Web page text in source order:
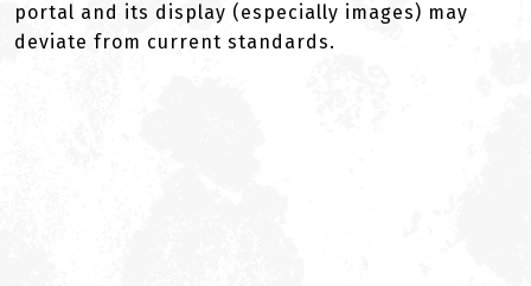
portal and its display (especially images) may
deviate from current standards.